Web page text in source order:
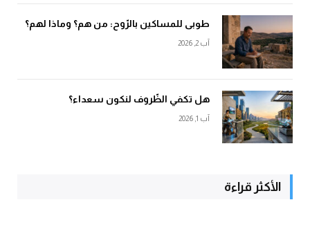
طوبى للمساكين بالرّوح: من هم؟ وماذا لهم؟
آب 2, 2026
هل تكفي الظّروف لنكون سعداء؟
آب 1, 2026
الأكثر قراءة